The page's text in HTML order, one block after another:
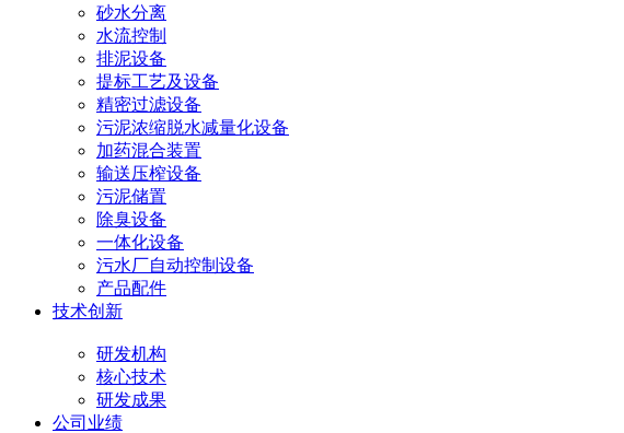
砂水分离
水流控制
排泥设备
提标工艺及设备
精密过滤设备
污泥浓缩脱水减量化设备
加药混合装置
输送压榨设备
污泥储置
除臭设备
一体化设备
污水厂自动控制设备
产品配件
技术创新
研发机构
核心技术
研发成果
公司业绩